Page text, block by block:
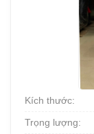
Kích thước:
Trọng lượng: